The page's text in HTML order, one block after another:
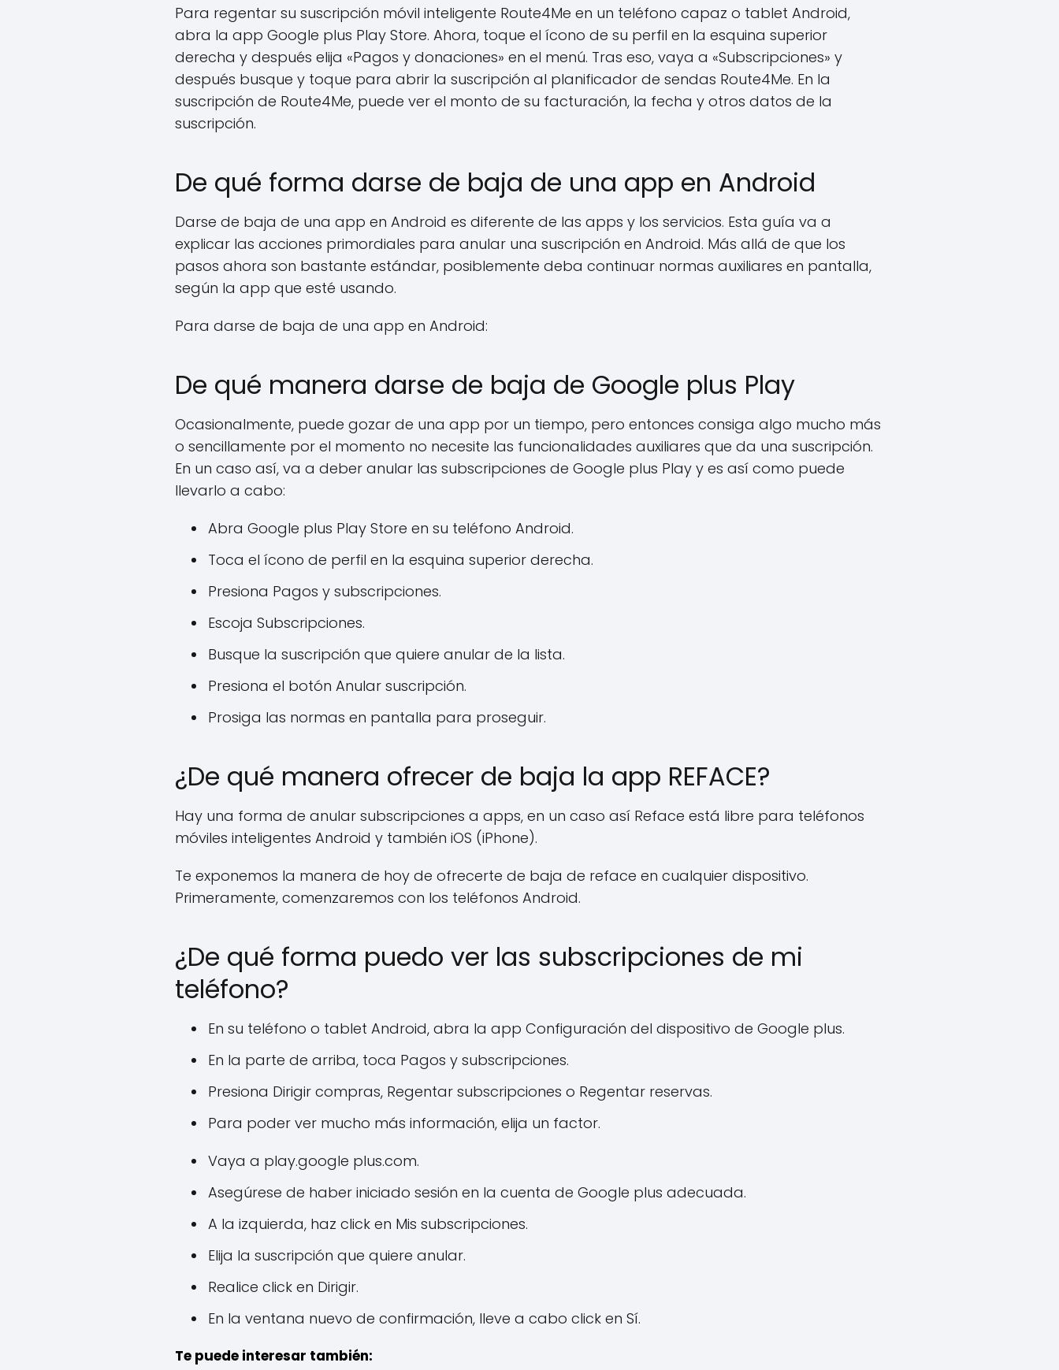
Para regentar su suscripción móvil inteligente Route4Me en un teléfono capaz o tablet Android,
abra la app Google plus Play Store. Ahora, toque el ícono de su perfil en la esquina superior
derecha y después elija «Pagos y donaciones» en el menú. Tras eso, vaya a «Subscripciones» y
después busque y toque para abrir la suscripción al planificador de sendas Route4Me. En la
suscripción de Route4Me, puede ver el monto de su facturación, la fecha y otros datos de la
suscripción.
De qué forma darse de baja de una app en Android
Darse de baja de una app en Android es diferente de las apps y los servicios. Esta guía va a
explicar las acciones primordiales para anular una suscripción en Android. Más allá de que los
pasos ahora son bastante estándar, posiblemente deba continuar normas auxiliares en pantalla,
según la app que esté usando.
Para darse de baja de una app en Android:
De qué manera darse de baja de Google plus Play
Ocasionalmente, puede gozar de una app por un tiempo, pero entonces consiga algo mucho más
o sencillamente por el momento no necesite las funcionalidades auxiliares que da una suscripción.
En un caso así, va a deber anular las subscripciones de Google plus Play y es así como puede
llevarlo a cabo:
Abra Google plus Play Store en su teléfono Android.
Toca el ícono de perfil en la esquina superior derecha.
Presiona Pagos y subscripciones.
Escoja Subscripciones.
Busque la suscripción que quiere anular de la lista.
Presiona el botón Anular suscripción.
Prosiga las normas en pantalla para proseguir.
¿De qué manera ofrecer de baja la app REFACE?
Hay una forma de anular subscripciones a apps, en un caso así Reface está libre para teléfonos
móviles inteligentes Android y también iOS (iPhone).
Te exponemos la manera de hoy de ofrecerte de baja de reface en cualquier dispositivo.
Primeramente, comenzaremos con los teléfonos Android.
¿De qué forma puedo ver las subscripciones de mi
teléfono?
En su teléfono o tablet Android, abra la app Configuración del dispositivo de Google plus.
En la parte de arriba, toca Pagos y subscripciones.
Presiona Dirigir compras, Regentar subscripciones o Regentar reservas.
Para poder ver mucho más información, elija un factor.
Vaya a play.google plus.com.
Asegúrese de haber iniciado sesión en la cuenta de Google plus adecuada.
A la izquierda, haz click en Mis subscripciones.
Elija la suscripción que quiere anular.
Realice click en Dirigir.
En la ventana nuevo de confirmación, lleve a cabo click en Sí.
Te puede interesar también: